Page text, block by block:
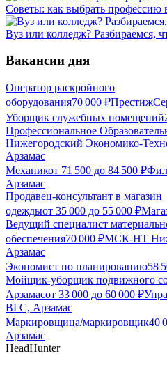
Советы: как выбрать профессию
Вуз или колледж? Разбираемся,
Вакансии дня
Оператор раскройного
оборудования70 000 ₽
Уборщик служебных помещений
Профессиональное
Нижегородский Экономико-
Арзамас
Механикот 71 500 до 84 500 ₽
Арзамас
Продавец-консультант в магазин
одеждыот 35 000 до 55 000 ₽
Ведущий специалист
обеспечения70 000 ₽МСК-НТ
Арзамас
Экономист по планированию58
Мойщик-уборщик подвижного
Арзамасот 33 000 до 60 000 ₽
ВГС, Арзамас
Маркировщица/маркировщик40
Арзамас
HeadHunter